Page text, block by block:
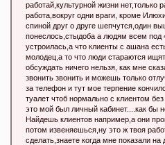
работай,культурной жизни нет,только
работа,вокруг одни враги, кроме
спиной друг о друге шепчутся,один
понеслось,стыдоба а людям всем
устроилась,а что клиенты с ашана
молодец,а то что люди стараются
обсуждать ничего нельзя, как мне
звонить звонить и можешь только
за телефон и тут мое терпение
туалет чтоб нормально с клиентом
это мой был личный кабинет....как бы
Найдешь клиентов например,а они
потом извеняешься,ну это ж твоя
сделать,знаете когда мне показали на